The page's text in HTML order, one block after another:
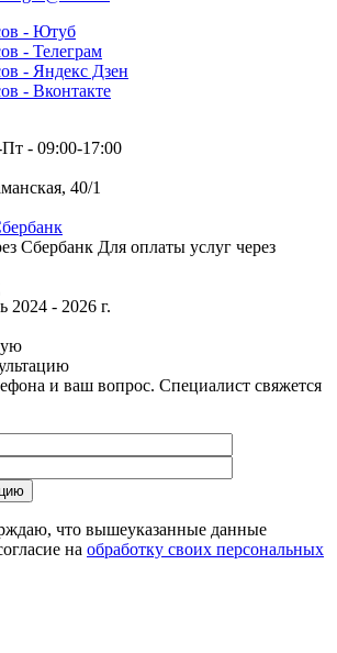
- 09:00-17:00
40/1
Для оплаты услуг через
2024 - 2026 г.
и ваш вопрос. Cпециалист свяжется
что вышеуказанные данные
на обработку своих персональных